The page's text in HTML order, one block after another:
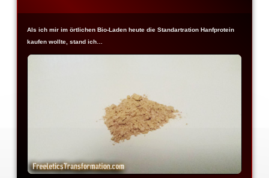
Als ich mir im örtlichen Bio-Laden heute die Standartration Hanfprotein
kaufen wollte, stand ich…